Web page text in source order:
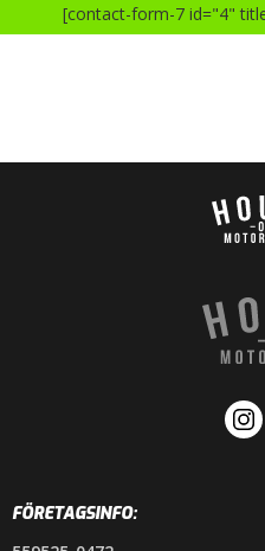
[contact-form-7 id="4"
FÖRETAGSINFO: